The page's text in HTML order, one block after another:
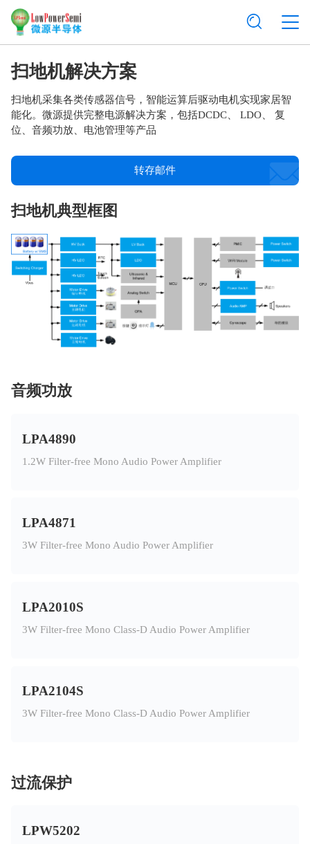
扫地机解决方案
扫地机采集各类传感器信号，智能运算后驱动电机实现家居智
能化。微源提供完整电源解决方案，包括DCDC、 LDO、 复
位、音频功放、电池管理等产品
转存邮件
扫地机典型框图
音频功放
LPA4890
1.2W Filter-free Mono Audio Power Amplifier
LPA4871
3W Filter-free Mono Audio Power Amplifier
LPA2010S
3W Filter-free Mono Class-D Audio Power Amplifier
LPA2104S
3W Filter-free Mono Class-D Audio Power Amplifier
过流保护
LPW5202